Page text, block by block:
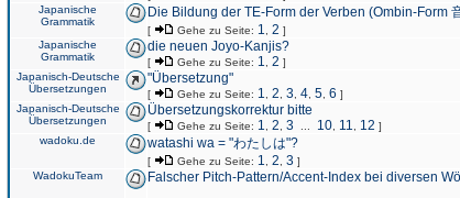
Japanische
Grammatik
Die Bildung der TE-Form der Verben (Ombin-Form
[ Gehe zu Seite: 1 2 ]
Japanische
Grammatik
die neuen Joyo-Kanjis?
[ Gehe zu Seite: 1 2 ]
Japanisch-Deutsche
Übersetzungen
"Übersetzung"
[ Gehe zu Seite: 1 2 3 4 5 6 ]
Japanisch-Deutsche
Übersetzungen
Übersetzungskorrektur bitte
[ Gehe zu Seite: 1 2 3 10 11 12 ]
wadoku.de watashi wa = "わたしは"?
[ Gehe zu Seite: 1 2 3 ]
WadokuTeam Falscher Pitch-Pattern/Accent-Index bei diversen